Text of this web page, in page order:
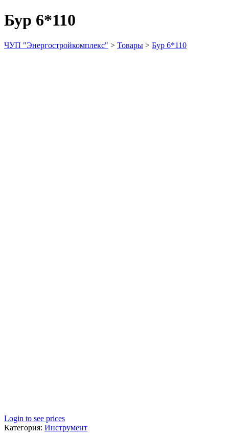
Бур 6*110
ЧУП "Энергостройкомплекс" > Товары > Бур 6*110
Login to see prices
Категория: Инструмент